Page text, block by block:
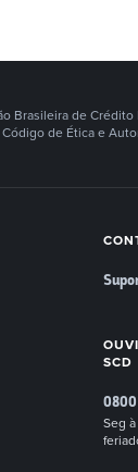
Brasileira de
de Ética e
SCD
Seg